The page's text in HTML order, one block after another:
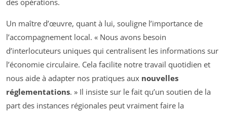
Un maître d’œuvre, quant à lui, souligne l’importance de
l’accompagnement local. « Nous avons besoin
d’interlocuteurs uniques qui centralisent les informations sur
l’économie circulaire. Cela facilite notre travail quotidien et
nous aide à adapter nos pratiques aux nouvelles
réglementations. » Il insiste sur le fait qu’un soutien de la
part des instances régionales peut vraiment faire la